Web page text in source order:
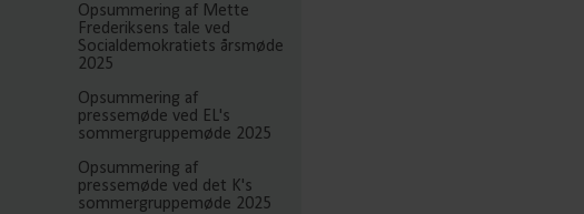
Opsummering af Mette
Frederiksens tale ved
Socialdemokratiets årsmøde
2025
Opsummering af
pressemøde ved EL's
sommergruppemøde 2025
Opsummering af
pressemøde ved det K's
sommergruppemøde 2025